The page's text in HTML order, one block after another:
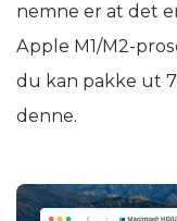
nemne er at det
Apple M1/M2-
du kan pakke ut
denne.